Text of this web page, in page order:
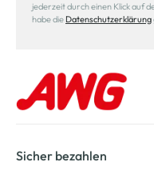
jederzeit durch einen Klick auf
habe die Datenschutzerklärung
Sicher bezahlen